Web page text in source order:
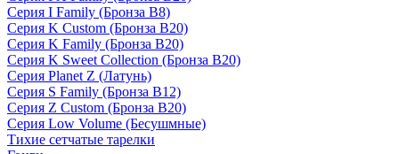
Серия I Family (Бронза B8)
Серия K Custom (Бронза B20)
Серия K Family (Бронза B20)
Серия K Sweet Collection (Бронза B20)
Серия Planet Z (Латунь)
Серия S Family (Бронза B12)
Серия Z Custom (Бронза B20)
Серия Low Volume (Бесушмные)
Тихие сетчатые тарелки